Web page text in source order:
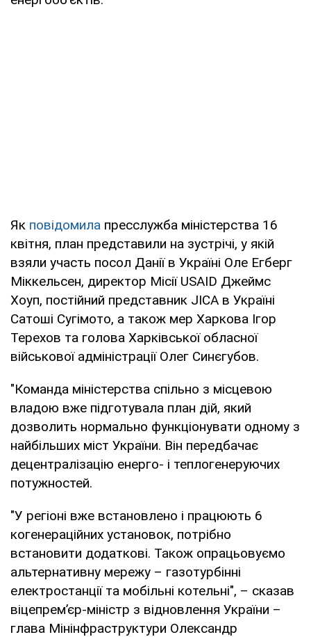
Як повідомила пресслужба міністерства 16
квітня, план представили на зустрічі, у якій
взяли участь посол Данії в Україні Оле Егберг
Міккельсен, директор Місії USAID Джеймс
Хоуп, постійний представник JICA в Україні
Сатоші Сугімото, а також мер Харкова Ігор
Терехов та голова Харківської обласної
військової адміністрації Олег Синєгубов.
"Команда міністерства спільно з місцевою
владою вже підготувала план дій, який
дозволить нормально функціонувати одному з
найбільших міст України. Він передбачає
децентралізацію енерго- і теплогенеруючих
потужностей.
"У регіоні вже встановлено і працюють 6
когенераційних установок, потрібно
встановити додаткові. Також опрацьовуємо
альтернативну мережу – газотурбінні
електростанції та мобільні котельні", – сказав
віцепрем’єр-міністр з відновлення України –
глава Мінінфраструктури Олександр